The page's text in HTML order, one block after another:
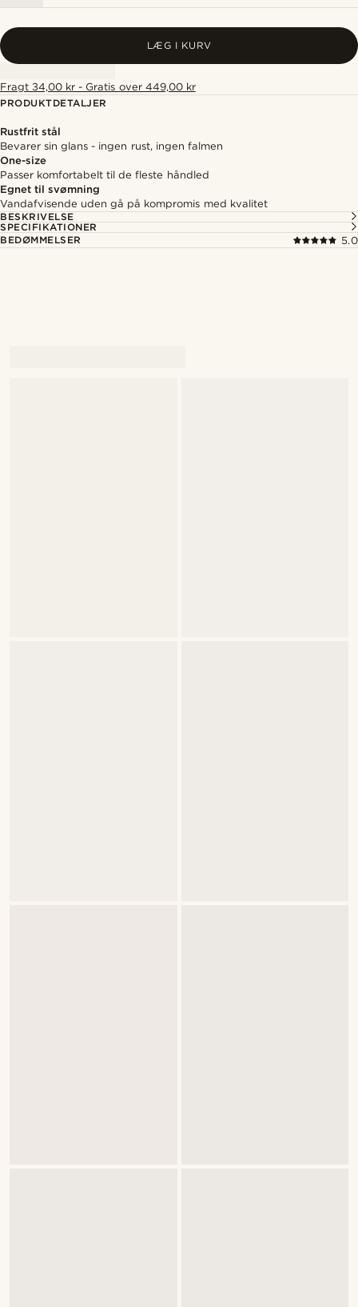
LÆG I KURV
Fragt 34,00 kr - Gratis over 449,00 kr
PRODUKTDETALJER
Rustfrit stål
Bevarer sin glans - ingen rust, ingen falmen
One-size
Passer komfortabelt til de fleste håndled
Egnet til svømning
Vandafvisende uden gå på kompromis med kvalitet
BESKRIVELSE
SPECIFIKATIONER
BEDØMMELSER
5.0